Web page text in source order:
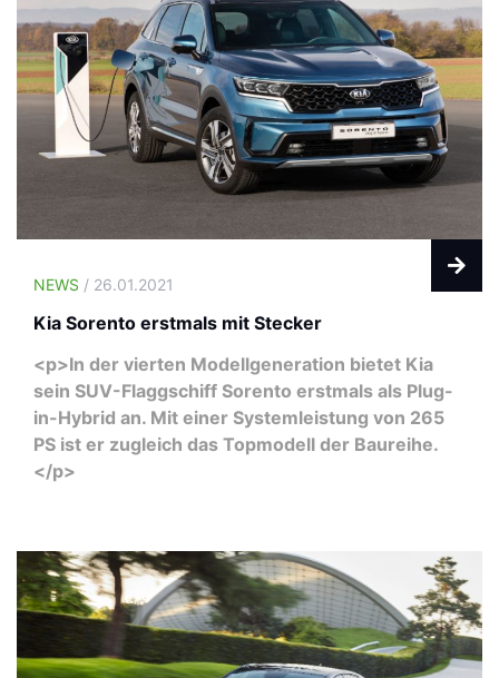
NEWS / 26.01.2021
Kia Sorento erstmals mit Stecker
<p>In der vierten Modellgeneration bietet Kia
sein SUV-Flaggschiff Sorento erstmals als Plug-
in-Hybrid an. Mit einer Systemleistung von 265
PS ist er zugleich das Topmodell der Baureihe.
</p>